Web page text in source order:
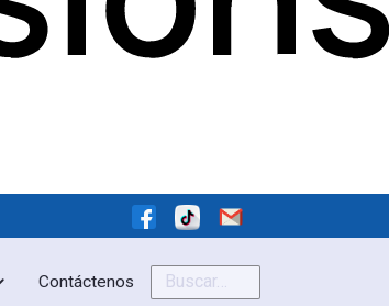
Contáctenos Buscar